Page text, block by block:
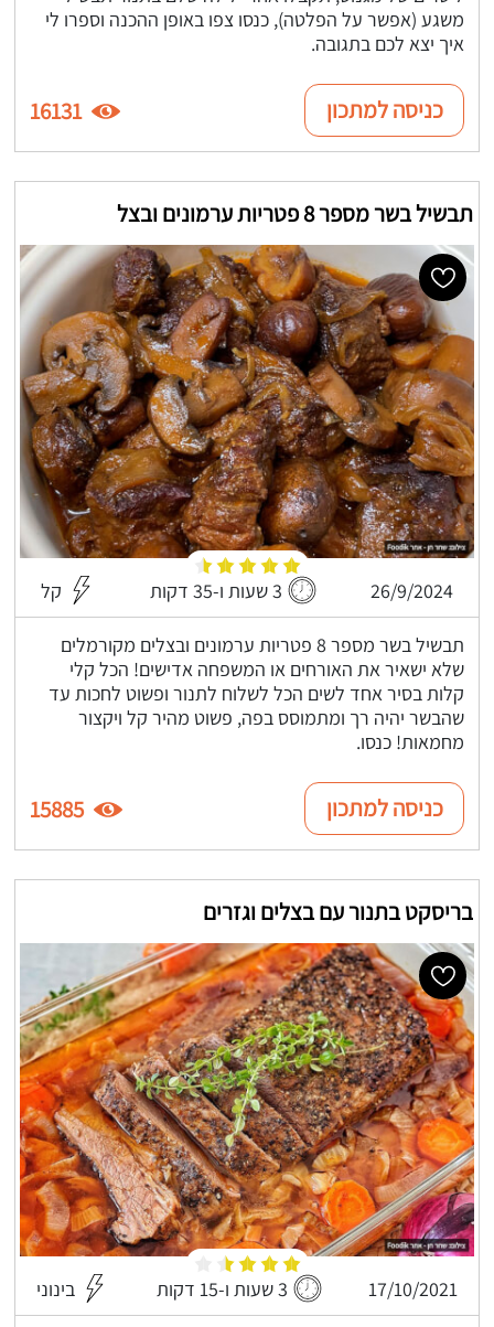
משגע (אפשר על הפלטה), כנסו צפו באופן ההכנה וספרו לי
איך יצא לכם בתגובה.
כניסה למתכון 16131
תבשיל בשר מספר 8 פטריות ערמונים ובצל
26/9/2024 3 שעות ו-35 דקות קל
תבשיל בשר מספר 8 פטריות ערמונים ובצלים מקורמלים
שלא ישאיר את האורחים או המשפחה אדישים! הכל קלי
קלות בסיר אחד לשים הכל לשלוח לתנור ופשוט לחכות עד
שהבשר יהיה רך ומתמוסס בפה, פשוט מהיר קל ויקצור
מחמאות! כנסו.
כניסה למתכון 15885
בריסקט בתנור עם בצלים וגזרים
17/10/2021 3 שעות ו-15 דקות בינוני